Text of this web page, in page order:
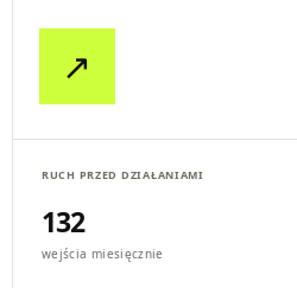
↗
RUCH PRZED DZIAŁANIAMI
132
wejścia miesięcznie